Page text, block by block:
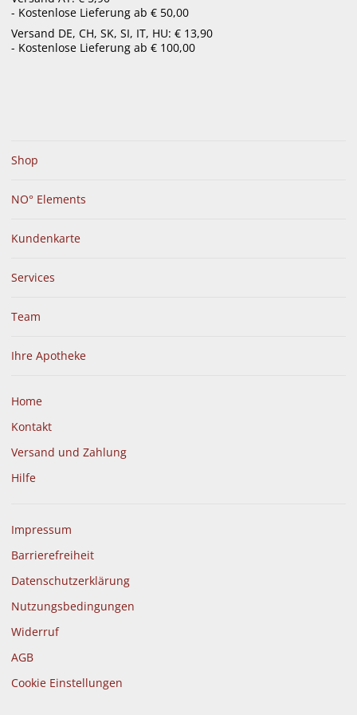
- Kostenlose Lieferung ab € 50,00
Versand DE, CH, SK, SI, IT, HU: € 13,90
- Kostenlose Lieferung ab € 100,00
Shop
NO° Elements
Kundenkarte
Services
Team
Ihre Apotheke
Home
Kontakt
Versand und Zahlung
Hilfe
Impressum
Barrierefreiheit
Datenschutzerklärung
Nutzungsbedingungen
Widerruf
AGB
Cookie Einstellungen